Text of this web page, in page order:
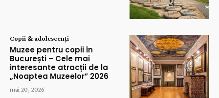
Copii & adolescenți
Muzee pentru copii în
București – Cele mai
interesante atracții de la
„Noaptea Muzeelor” 2026
mai 20, 2026